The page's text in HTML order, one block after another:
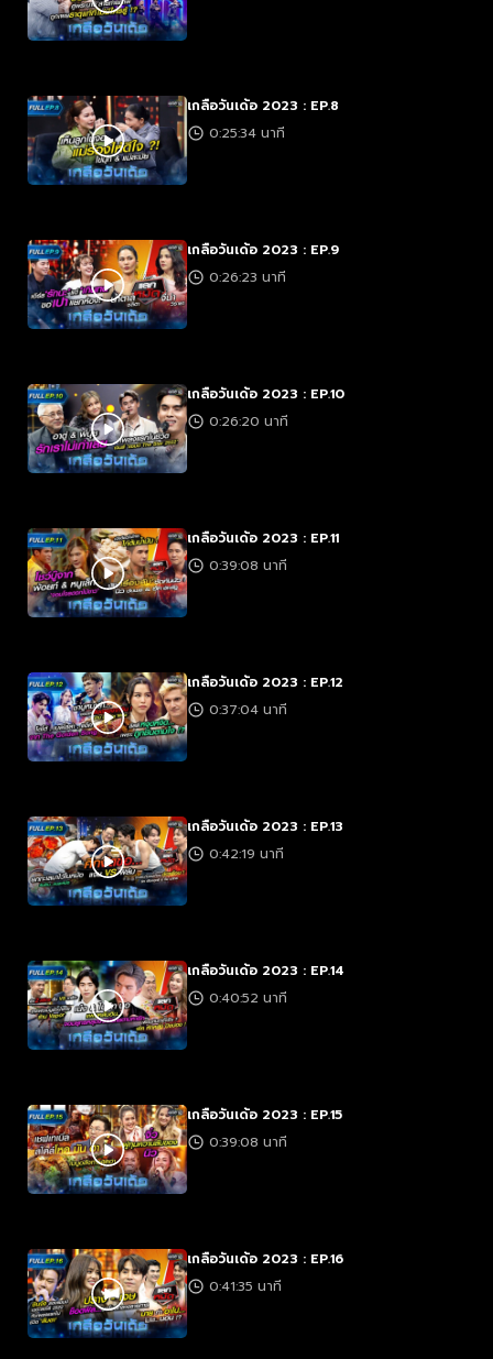
เกลือวันเด้อ 2023 : EP.8
0:25:34 นาที
เกลือวันเด้อ 2023 : EP.9
0:26:23 นาที
เกลือวันเด้อ 2023 : EP.10
0:26:20 นาที
เกลือวันเด้อ 2023 : EP.11
0:39:08 นาที
เกลือวันเด้อ 2023 : EP.12
0:37:04 นาที
เกลือวันเด้อ 2023 : EP.13
0:42:19 นาที
เกลือวันเด้อ 2023 : EP.14
0:40:52 นาที
เกลือวันเด้อ 2023 : EP.15
0:39:08 นาที
เกลือวันเด้อ 2023 : EP.16
0:41:35 นาที